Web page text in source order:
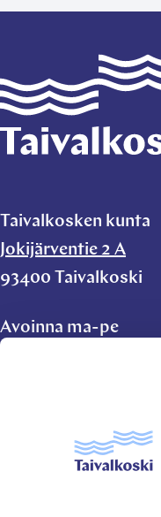
Taivalkosken kunta
Jokijärventie 2 A
93400 Taivalkoski
Avoinna ma-pe